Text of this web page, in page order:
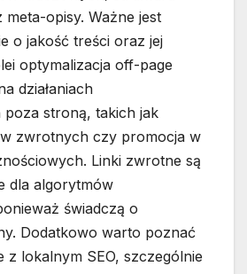
meta-opisy. Ważne jest
o jakość treści oraz jej
optymalizacja off-page
działaniach
poza stroną, takich jak
zwrotnych czy promocja w
Linki zwrotne są
dla algorytmów
świadczą o
Dodatkowo warto poznać
z lokalnym SEO, szczególnie